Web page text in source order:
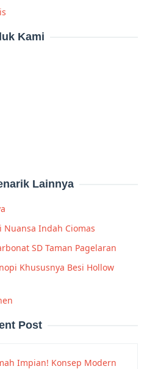
Kami
Lainnya
Nuansa Indah Ciomas
SD Taman Pagelaran
Khususnya Besi Hollow
Post
Impian! Konsep Modern